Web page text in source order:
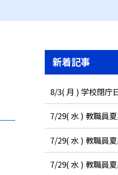
新着記事
8/3( 月 ) 学校閉庁
7/29( 水 ) 教職員
7/29( 水 ) 教職
7/29( 水 ) 教職